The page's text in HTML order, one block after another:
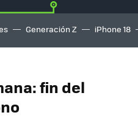
Generación Z iPhone 18
fin del